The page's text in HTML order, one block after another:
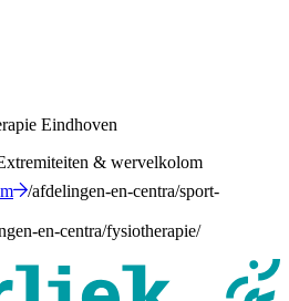
Eindhoven
& wervelkolom
/afdelingen-en-centra/sport-
en-centra/fysiotherapie/